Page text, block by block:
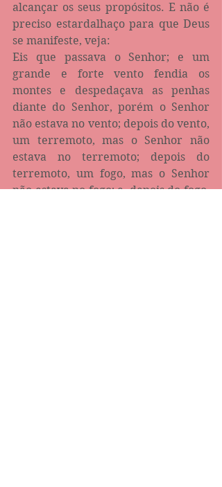
alcançar os seus propósitos. E não é
preciso estardalhaço para que Deus
se manifeste, veja:
Eis que passava o Senhor; e um
grande e forte vento fendia os
montes e despedaçava as penhas
diante do Senhor, porém o Senhor
não estava no vento; depois do vento,
um terremoto, mas o Senhor não
estava no terremoto; depois do
terremoto, um fogo, mas o Senhor
não estava no fogo; e, depois do fogo,